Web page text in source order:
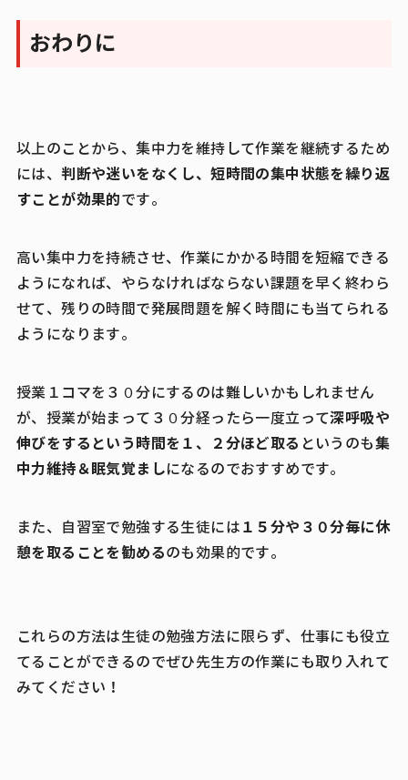
おわりに
以上のことから、集中力を維持して作業を継続するため
には、判断や迷いをなくし、短時間の集中状態を繰り返
すことが効果的です。
高い集中力を持続させ、作業にかかる時間を短縮できる
ようになれば、やらなければならない課題を早く終わら
せて、残りの時間で発展問題を解く時間にも当てられる
ようになります。
授業１コマを３０分にするのは難しいかもしれません
が、授業が始まって３０分経ったら一度立って深呼吸や
伸びをするという時間を１、２分ほど取る というのも集
中力維持＆眠気覚ましになるのでおすすめです。
また、自習室で勉強する生徒には １５分や３０分毎に休
憩を取ることを勧めるのも効果的です。
これらの方法は生徒の勉強方法に限らず、仕事にも役立
てることができるのでぜひ先生方の作業にも取り入れて
みてください！